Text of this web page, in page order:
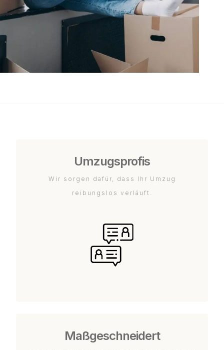
Umzugsprofis
Wir sorgen dafür, dass Ihr Umzug
reibungslos verläuft.
Maßgeschneidert